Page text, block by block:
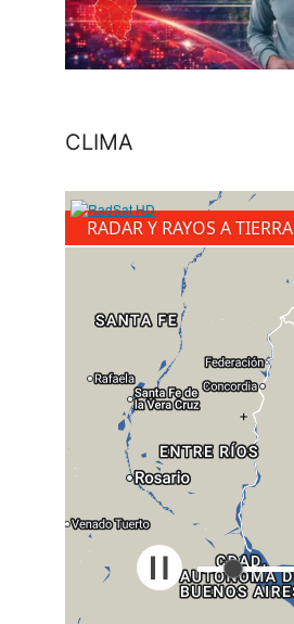
CLIMA
RADAR Y RAYOS A TIERRA
+